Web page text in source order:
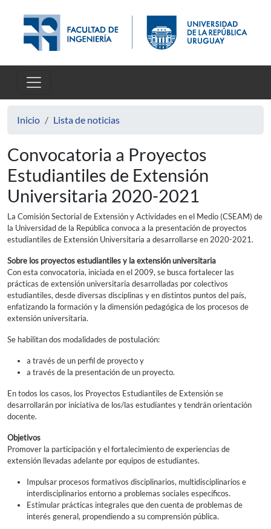
Inicio Lista de noticias
Convocatoria a Proyectos
Estudiantiles de Extensión
Universitaria 2020-2021
La Comisión Sectorial de Extensión y Actividades en el Medio (CSEAM) de
la Universidad de la República convoca a la presentación de proyectos
estudiantiles de Extensión Universitaria a desarrollarse en 2020-2021.
Sobre los proyectos estudiantiles y la extensión universitaria
Con esta convocatoria, iniciada en el 2009, se busca fortalecer las
prácticas de extensión universitaria desarrolladas por colectivos
estudiantiles, desde diversas disciplinas y en distintos puntos del país,
enfatizando la formación y la dimensión pedagógica de los procesos de
extensión universitaria.
Se habilitan dos modalidades de postulación:
a través de un perfil de proyecto y
a través de la presentación de un proyecto.
En todos los casos, los Proyectos Estudiantiles de Extensión se
desarrollarán por iniciativa de los/las estudiantes y tendrán orientación
docente.
Objetivos
Promover la participación y el fortalecimiento de experiencias de
extensión llevadas adelante por equipos de estudiantes.
Impulsar procesos formativos disciplinarios, multidisciplinarios e
interdisciplinarios entorno a problemas sociales específicos.
Estimular prácticas integrales que den cuenta de problemas de
interés general, propendiendo a su comprensión pública.